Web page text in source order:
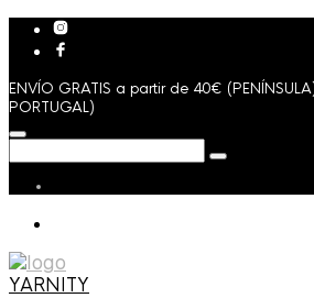
ENVÍO GRATIS a partir de 40€
PORTUGAL)
YARNITY